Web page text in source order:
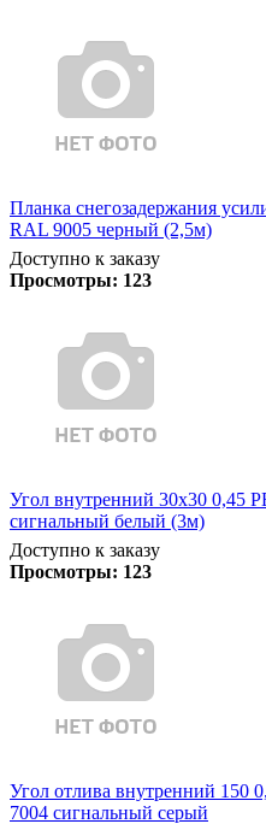
Планка снегозадержания
RAL 9005 черный (2,5м)
Доступно к заказу
Просмотры: 123
Угол внутренний 30х30 0,45
сигнальный белый (3м)
Доступно к заказу
Просмотры: 123
Угол отлива внутренний 150
7004 сигнальный серый